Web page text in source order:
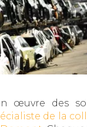
œuvre des
de la